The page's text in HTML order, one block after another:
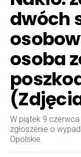
dwóch
osoba
W piątek 9 czerwca
zgłoszenie o
Opolskie.